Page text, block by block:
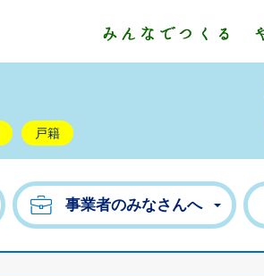
戸籍
事業者のみなさんへ